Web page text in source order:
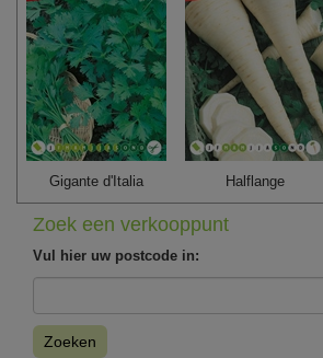
Gigante d'Italia Halflange
Zoek een verkooppunt
Vul hier uw postcode in:
Zoeken